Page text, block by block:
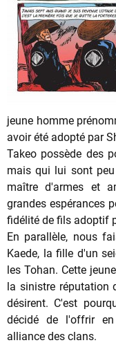
jeune homme
avoir été adopté par
Takeo possède des
mais qui lui sont
maître d'armes et
grandes espérances
fidélité de fils adoptif
En parallèle, nous
Kaede, la fille d'un
les Tohan. Cette
la sinistre réputation
désirent. C'est
décidé de l'offrir
alliance des clans.